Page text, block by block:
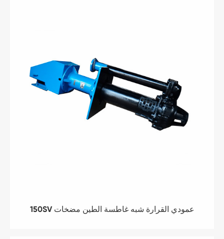
150SV عمودي القرارة شبه غاطسة الطين مضخات